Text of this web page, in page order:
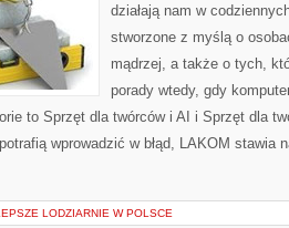
działają nam w
stworzone z myślą o
mądrzej, a także o tych,
porady wtedy, gdy
to Sprzęt dla twórców i AI i Sprzęt dla
wprowadzić w błąd, LAKOM stawia
LODZIARNIE W POLSCE